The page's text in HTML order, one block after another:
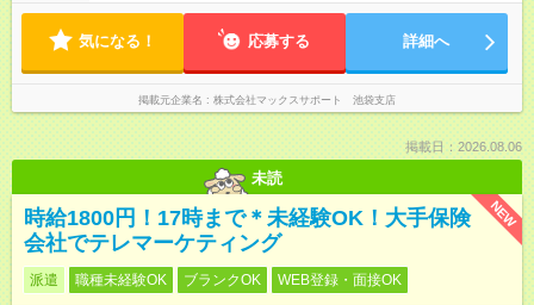
気になる！ 応募する 詳細へ
掲載元企業名 株式会社マックスサポート 池袋支店
掲載日：2026.08.06
未読
NEW
時給1800円！17時まで＊未経験OK！大手保険
会社でテレマーケティング
派遣 職種未経験OK ブランクOK WEB登録・面接OK